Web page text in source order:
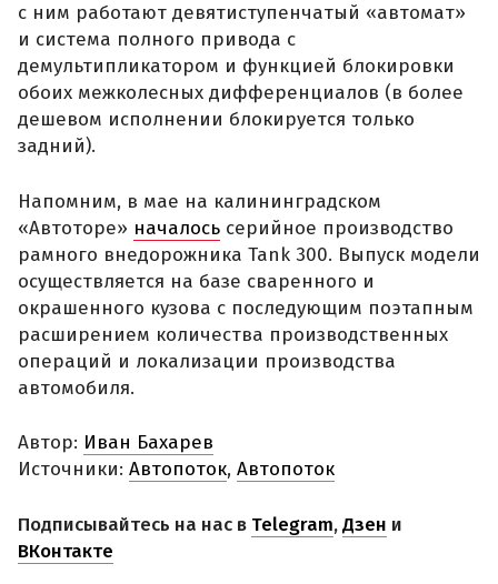
с ним работают девятиступенчатый «автомат»
и система полного привода с
демультипликатором и функцией блокировки
обоих межколесных дифференциалов (в более
дешевом исполнении блокируется только
задний).
Напомним, в мае на калининградском
«Автоторе» началось серийное производство
рамного внедорожника Tank 300. Выпуск модели
осуществляется на базе сваренного и
окрашенного кузова с последующим поэтапным
расширением количества производственных
операций и локализации производства
автомобиля.
Автор: Иван Бахарев
Источники: Автопоток, Автопоток
Подписывайтесь на нас в Telegram,Дзен и
ВКонтакте